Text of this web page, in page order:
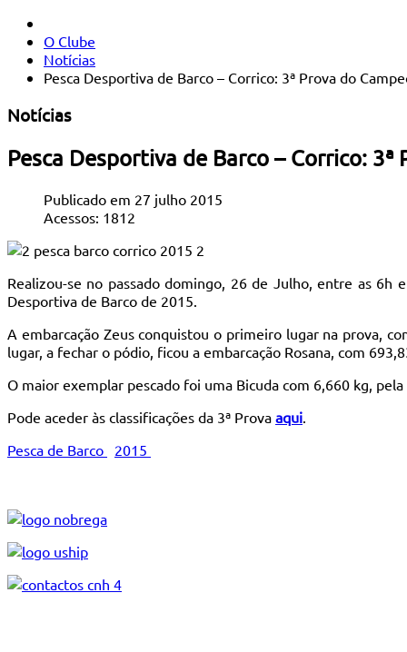
O Clube
Notícias
Pesca Desportiva de Barco – Corrico: 3ª Prova do
Notícias
Pesca Desportiva de Barco – Corrico:
Publicado em 27 julho 2015
Acessos: 1812
Realizou-se no passado domingo, 26 de Julho, entre as 6h
Desportiva de Barco de 2015.
A embarcação Zeus conquistou o primeiro lugar na prova,
lugar, a fechar o pódio, ficou a embarcação Rosana, com
O maior exemplar pescado foi uma Bicuda com 6,660 kg,
Pode aceder às classificações da 3ª Prova aqui
Pesca de Barco
2015